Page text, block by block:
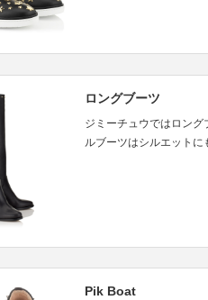
ロングブーツ
ジミーチュウではロン
ルブーツはシルエットに
Pik Boat